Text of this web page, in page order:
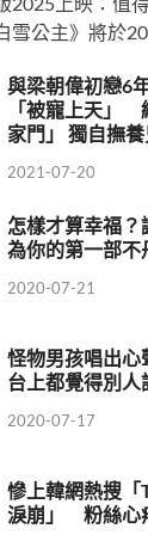
雪公主》將於
與梁朝偉初戀6
「被寵上天」
家門」 獨自撫
2021-07-20
怎樣才算幸福
為你的第一部不
2020-07-21
怪物男孩唱出
台上都覺得別人
2020-07-17
慘上韓網熱搜「
淚崩」 粉絲心